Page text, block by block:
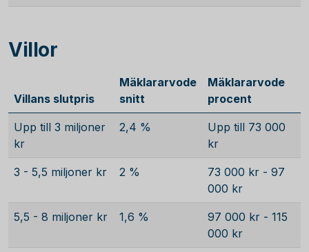
Villor
Villans slutpris
Mäklararvode
snitt
Mäklararvode
procent
Upp till 3 miljoner
kr
2,4 %
Upp till 73 000
kr
3 - 5,5 miljoner kr 2 %
73 000 kr - 97
000 kr
5,5 - 8 miljoner kr 1,6 %
97 000 kr - 115
000 kr